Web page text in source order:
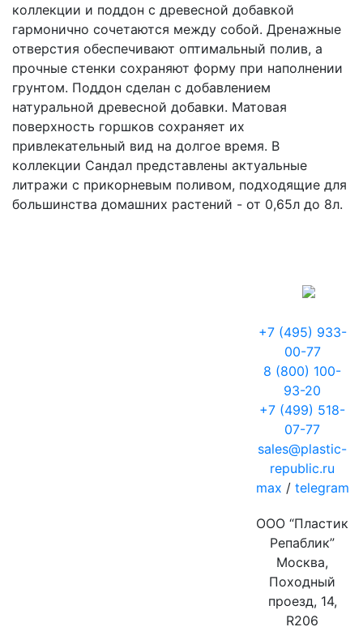
коллекции и поддон с древесной добавкой
гармонично сочетаются между собой. Дренажные
отверстия обеспечивают оптимальный полив, а
прочные стенки сохраняют форму при наполнении
грунтом. Поддон сделан с добавлением
натуральной древесной добавки. Матовая
поверхность горшков сохраняет их
привлекательный вид на долгое время. В
коллекции Сандал представлены актуальные
литражи с прикорневым поливом, подходящие для
большинства домашних растений - от 0,65л до 8л.
+7 (495) 933-
00-77
8 (800) 100-
93-20
+7 (499) 518-
07-77
sales@plastic-
republic.ru
max / telegram
ООО “Пластик
Репаблик”
Москва,
Походный
проезд, 14,
R206